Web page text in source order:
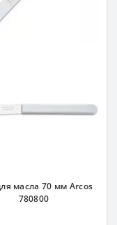
масла 70 мм Arcos
780800